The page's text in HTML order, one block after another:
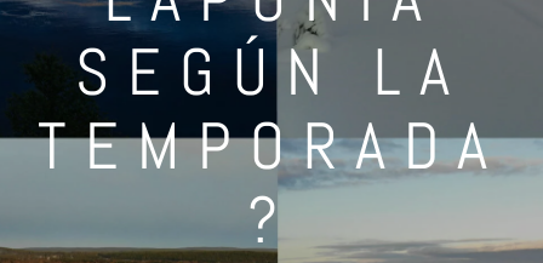
SEGÚN LA
TEMPORADA
?